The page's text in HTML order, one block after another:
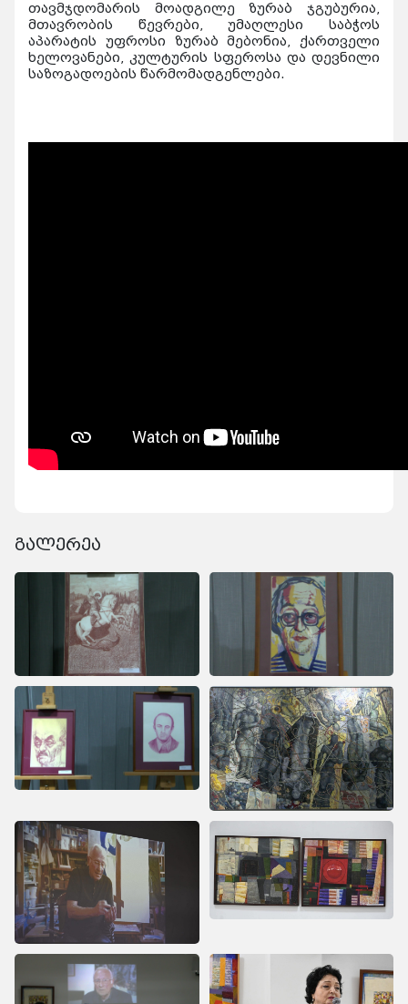
თავმჯდომარის მოადგილე ზურაბ ჯგუბურია,
მთავრობის წევრები, უმაღლესი საბჭოს
აპარატის უფროსი ზურაბ მებონია, ქართველი
ხელოვანები, კულტურის სფეროსა და დევნილი
საზოგადოების წარმომადგენლები.
გალერეა